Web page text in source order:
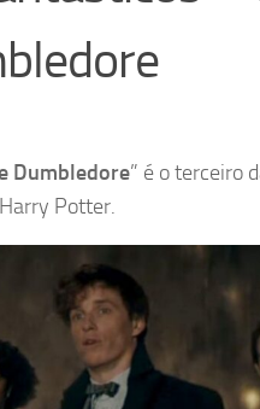
Dumbledore” é o terceiro
Potter.